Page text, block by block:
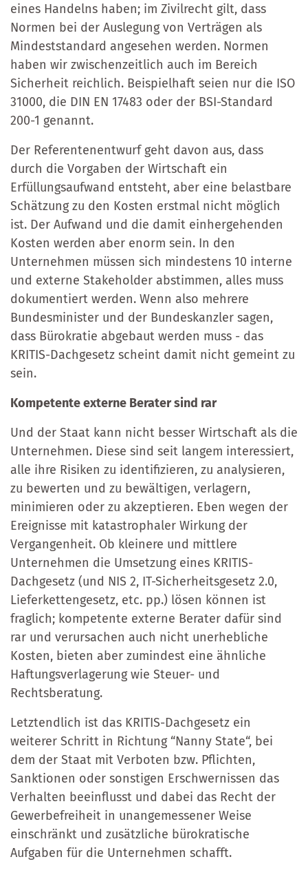
eines Handelns haben; im Zivilrecht gilt, dass
Normen bei der Auslegung von Verträgen als
Mindeststandard angesehen werden. Normen
haben wir zwischenzeitlich auch im Bereich
Sicherheit reichlich. Beispielhaft seien nur die ISO
31000, die DIN EN 17483 oder der BSI-Standard
200-1 genannt.
Der Referentenentwurf geht davon aus, dass
durch die Vorgaben der Wirtschaft ein
Erfüllungsaufwand entsteht, aber eine belastbare
Schätzung zu den Kosten erstmal nicht möglich
ist. Der Aufwand und die damit einhergehenden
Kosten werden aber enorm sein. In den
Unternehmen müssen sich mindestens 10 interne
und externe Stakeholder abstimmen, alles muss
dokumentiert werden. Wenn also mehrere
Bundesminister und der Bundeskanzler sagen,
dass Bürokratie abgebaut werden muss - das
KRITIS-Dachgesetz scheint damit nicht gemeint zu
sein.
Kompetente externe Berater sind rar
Und der Staat kann nicht besser Wirtschaft als die
Unternehmen. Diese sind seit langem interessiert,
alle ihre Risiken zu identifizieren, zu analysieren,
zu bewerten und zu bewältigen, verlagern,
minimieren oder zu akzeptieren. Eben wegen der
Ereignisse mit katastrophaler Wirkung der
Vergangenheit. Ob kleinere und mittlere
Unternehmen die Umsetzung eines KRITIS-
Dachgesetz (und NIS 2, IT-Sicherheitsgesetz 2.0,
Lieferkettengesetz, etc. pp.) lösen können ist
fraglich; kompetente externe Berater dafür sind
rar und verursachen auch nicht unerhebliche
Kosten, bieten aber zumindest eine ähnliche
Haftungsverlagerung wie Steuer- und
Rechtsberatung.
Letztendlich ist das KRITIS-Dachgesetz ein
weiterer Schritt in Richtung “Nanny State“, bei
dem der Staat mit Verboten bzw. Pflichten,
Sanktionen oder sonstigen Erschwernissen das
Verhalten beeinflusst und dabei das Recht der
Gewerbefreiheit in unangemessener Weise
einschränkt und zusätzliche bürokratische
Aufgaben für die Unternehmen schafft.